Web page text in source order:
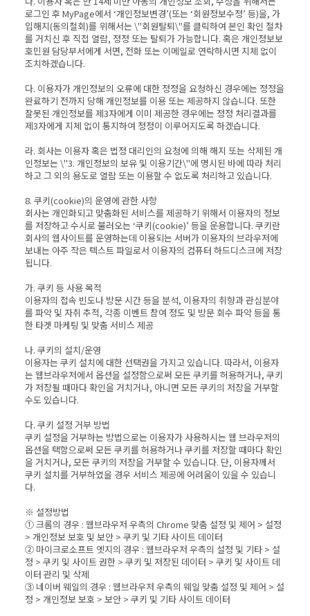
로그인 후 MyPage에서 ‘개인정보변경’(또는 ‘회원정보수정’ 등)을, 가
입해지(동의철회)를 위해서는 \"회원탈퇴\"를 클릭하여 본인 확인 절차
를 거치신 후 직접 열람, 정정 또는 탈퇴가 가능합니다. 혹은 개인정보보
호민원 담당부서에게 서면, 전화 또는 이메일로 연락하시면 지체 없이
조치하겠습니다.
다. 이용자가 개인정보의 오류에 대한 정정을 요청하신 경우에는 정정을
완료하기 전까지 당해 개인정보를 이용 또는 제공하지 않습니다. 또한
잘못된 개인정보를 제3자에게 이미 제공한 경우에는 정정 처리결과를
제3자에게 지체 없이 통지하여 정정이 이루어지도록 하겠습니다.
라. 회사는 이용자 혹은 법정 대리인의 요청에 의해 해지 또는 삭제된 개
인정보는 \"3. 개인정보의 보유 및 이용기간\"에 명시된 바에 따라 처리
하고 그 외의 용도로 열람 또는 이용할 수 없도록 처리하고 있습니다.
8. 쿠키(cookie)의 운영에 관한 사항
회사는 개인화되고 맞춤화된 서비스를 제공하기 위해서 이용자의 정보
를 저장하고 수시로 불러오는 ‘쿠키(cookie)’ 등을 운용합니다. 쿠키란
회사의 웹사이트를 운영하는데 이용되는 서버가 이용자의 브라우저에
보내는 아주 작은 텍스트 파일로서 이용자의 컴퓨터 하드디스크에 저장
됩니다.
가. 쿠키 등 사용 목적
이용자의 접속 빈도나 방문 시간 등을 분석, 이용자의 취향과 관심분야
를 파악 및 자취 추적, 각종 이벤트 참여 정도 및 방문 회수 파악 등을 통
한 타겟 마케팅 및 맞춤 서비스 제공
나. 쿠키의 설치/운영
이용자는 쿠키 설치에 대한 선택권을 가지고 있습니다. 따라서, 이용자
는 웹브라우저에서 옵션을 설정함으로써 모든 쿠키를 허용하거나, 쿠키
가 저장될 때마다 확인을 거치거나, 아니면 모든 쿠키의 저장을 거부할
수도 있습니다.
다. 쿠키 설정 거부 방법
쿠키 설정을 거부하는 방법으로는 이용자가 사용하시는 웹 브라우저의
옵션을 택함으로써 모든 쿠키를 허용하거나 쿠키를 저장할 때마다 확인
을 거치거나, 모든 쿠키의 저장을 거부할 수 있습니다. 단, 이용자께서
쿠키 설치를 거부하였을 경우 서비스 제공에 어려움이 있을 수 있습니
다.
※ 설정방법
① 크롬의 경우 : 웹브라우저 우측의 Chrome 맞춤 설정 및 제어 > 설정
> 개인정보 보호 및 보안 > 쿠키 및 기타 사이트 데이터
② 마이크로소프트 엣지의 경우 : 웹브라우저 우측의 설정 및 기타 > 설
정 > 쿠키 및 사이트 권한 > 쿠키 및 저장된 데이터 > 쿠키 및 사이트 데
이터 관리 및 삭제
③ 네이버 웨일의 경우 : 웹브라우저 우측의 웨일 맞춤 설정 및 제어 > 설
정 > 개인정보 보호 > 보안 > 쿠키 및 기타 사이트 데이터